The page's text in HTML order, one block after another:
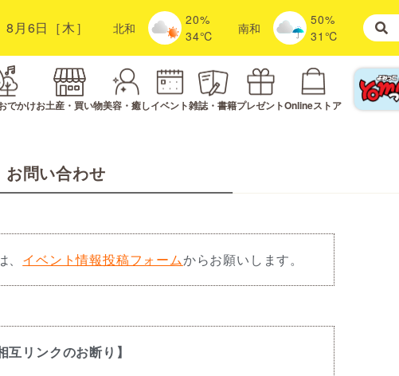
8月6日［木］ 北和
20%
34℃
南和
50%
31℃
でかけお土産・買い物美容・癒しイベント雑誌・書籍プレゼントOnlineストア
お問い合わせ
イベント情報投稿フォームからお願いします。
互リンクのお断り】